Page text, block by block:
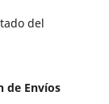
del
de Envíos